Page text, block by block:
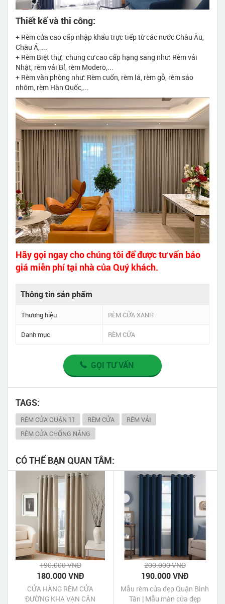
Thiết kế và thi công:
+ Rèm cửa cao cấp nhập khẩu trực tiếp từ các nước Châu Âu,
Châu Á, ...
+ Rèm Biệt thự, chung cư cao cấp hạng sang như: Rèm vải
Nhật, rèm vải Bỉ, rèm Modero,...
+ Rèm văn phòng như: Rèm cuốn, rèm lá, rèm gỗ, rèm sáo
nhôm, rèm Hàn Quốc,...
Hãy gọi ngay cho chúng tôi để được tư vấn báo
giá miễn phí tại nhà của Quý khách.
Thông tin sản phẩm
Thương hiệu RÈM CỬA XANH
Danh mục RÈM CỬA
GỌI TƯ VẤN
TAGS:
RÈM CỬA QUẬN 11 RÈM CỬA
RÈM VẢI
RÈM CỬA CHỐNG NẮNG
CÓ THỂ BẠN QUAN TÂM:
190.000 VNĐ
180.000 VNĐ
CỬA HÀNG RÈM CỬA
ĐƯỜNG KHA VẠN CÂN
200.000 VNĐ
190.000 VNĐ
Mẫu rèm cửa đẹp Quận Bình
Tân | Mẫu màn cửa đẹp